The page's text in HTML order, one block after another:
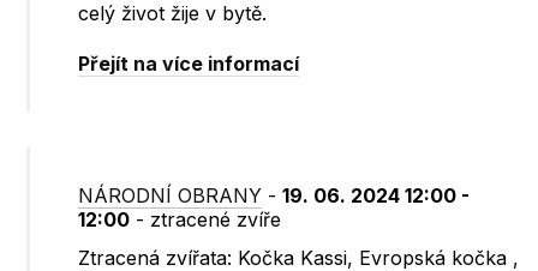
celý život žije v bytě.
Přejít na více informací
NÁRODNÍ OBRANY -19. 06. 2024 12:00 -
12:00 - ztracené zvíře
Ztracená zvířata: Kočka Kassi, Evropská kočka ,